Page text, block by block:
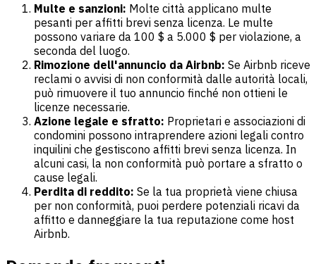
Multe e sanzioni: Molte città applicano multe
pesanti per affitti brevi senza licenza. Le multe
possono variare da 100 $ a 5.000 $ per violazione, a
seconda del luogo.
Rimozione dell'annuncio da Airbnb: Se Airbnb riceve
reclami o avvisi di non conformità dalle autorità locali,
può rimuovere il tuo annuncio finché non ottieni le
licenze necessarie.
Azione legale e sfratto: Proprietari e associazioni di
condomini possono intraprendere azioni legali contro
inquilini che gestiscono affitti brevi senza licenza. In
alcuni casi, la non conformità può portare a sfratto o
cause legali.
Perdita di reddito: Se la tua proprietà viene chiusa
per non conformità, puoi perdere potenziali ricavi da
affitto e danneggiare la tua reputazione come host
Airbnb.